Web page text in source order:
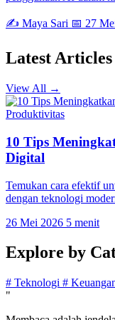
✍️ Maya Sari 📅 27
Latest Articles
View All →
Produktivitas
10 Tips
Digital
Temukan cara efektif
dengan teknologi
26 Mei 2026 5 menit
Explore by
# Teknologi #
"